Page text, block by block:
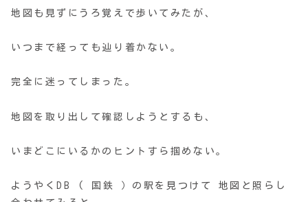
地図も見ずにうろ覚えで歩いてみたが、
いつまで経っても辿り着かない。
完全に迷ってしまった。
地図を取り出して確認しようとするも、
いまどこにいるかのヒントすら掴めない。
ようやくDB ( 国鉄 ）の駅を見つけて 地図と照らし